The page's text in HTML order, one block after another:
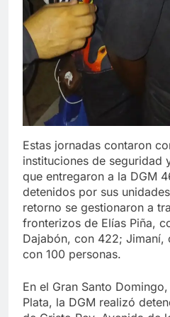
Estas jornadas contaron
instituciones de seguridad
que entregaron a la DGM
detenidos por sus
retorno se gestionaron a
fronterizos de Elías Piña,
Dajabón, con 422; Jimaní,
con 100 personas.
En el Gran Santo
Plata, la DGM realizó